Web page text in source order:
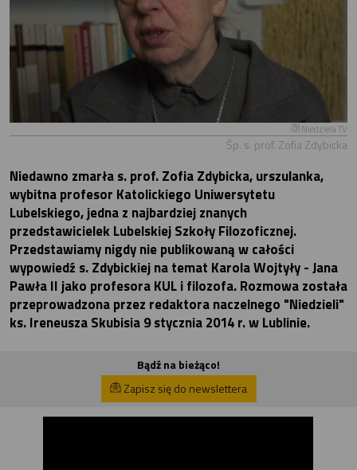
Niedziela TV
Śp. s. prof. Zofia Zdybicka
Niedawno zmarła s. prof. Zofia Zdybicka, urszulanka,
wybitna profesor Katolickiego Uniwersytetu
Lubelskiego, jedna z najbardziej znanych
przedstawicielek Lubelskiej Szkoły Filozoficznej.
Przedstawiamy nigdy nie publikowaną w całości
wypowiedź s. Zdybickiej na temat Karola Wojtyły - Jana
Pawła II jako profesora KUL i filozofa. Rozmowa została
przeprowadzona przez redaktora naczelnego "Niedzieli"
ks. Ireneusza Skubisia 9 stycznia 2014 r. w Lublinie.
Bądź na bieżąco!
Zapisz się do newslettera